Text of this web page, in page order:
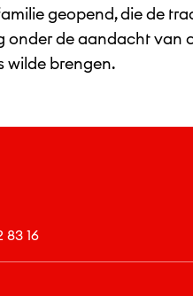
geopend, die de
onder de aandacht van
wilde brengen.
83 16